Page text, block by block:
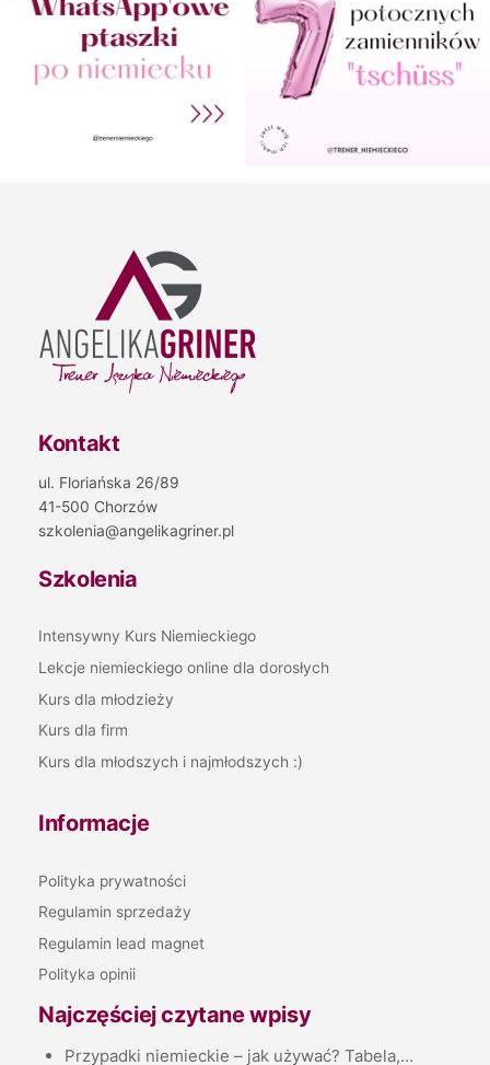
Kontakt
ul. Floriańska 26/89
41-500 Chorzów
szkolenia@angelikagriner.pl
Szkolenia
Intensywny Kurs Niemieckiego
Lekcje niemieckiego online dla dorosłych
Kurs dla młodzieży
Kurs dla firm
Kurs dla młodszych i najmłodszych :)
Informacje
Polityka prywatności
Regulamin sprzedaży
Regulamin lead magnet
Polityka opinii
Najczęściej czytane wpisy
Przypadki niemieckie – jak używać? Tabela,…